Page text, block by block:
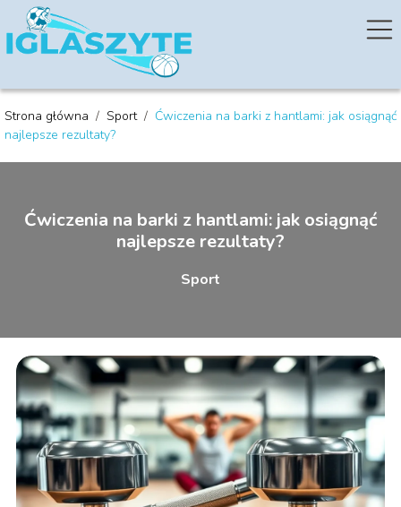
Strona główna / Sport / Ćwiczenia na barki z hantlami: jak osiągnąć
najlepsze rezultaty?
Ćwiczenia na barki z hantlami: jak osiągnąć
najlepsze rezultaty?
Sport